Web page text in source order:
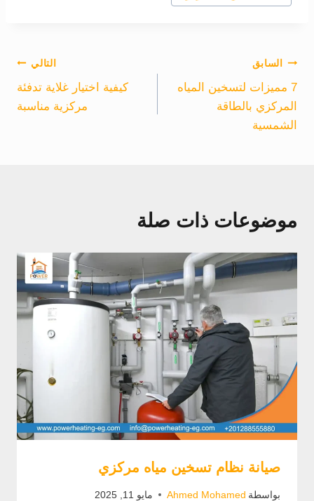
تصفّح
المقالات
السابق
7 مميزات لتسخين المياه
المركزي بالطاقة
الشمسية
التالي
كيفية اختيار غلاية تدفئة
مركزية مناسبة
موضوعات ذات صلة
صيانة نظام تسخين مياه مركزي
بواسطة Ahmed Mohamed مايو 11, 2025